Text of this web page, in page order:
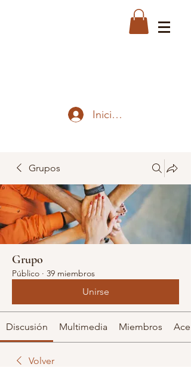
Iniciar sesión
Grupos
Grupo
Público · 39 miembros
Unirse
Discusión Multimedia Miembros
Volver